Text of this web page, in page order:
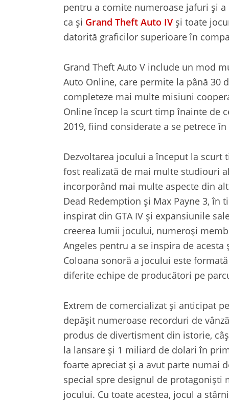
pentru a comite numeroase jafuri și a
ca și Grand Theft Auto IV și toate
datorită graficilor superioare în
Grand Theft Auto V include un mod
Auto Online, care permite la până 30
completeze mai multe misiuni
Online încep la scurt timp înainte de
2019, fiind considerate a se petrece
Dezvoltarea jocului a început la scurt
fost realizată de mai multe studiouri
incorporând mai multe aspecte din
Dead Redemption și Max Payne 3,
inspirat din GTA IV și expansiunile
creerea lumii jocului, numeroși
Angeles pentru a se inspira de
Coloana sonoră a jocului este
diferite echipe de producători pe
Extrem de comercializat și anticipat
depășit numeroase recorduri de
produs de divertisment din istorie,
la lansare și 1 miliard de dolari în
foarte apreciat și a avut parte numai
special spre designul de protagoniști
jocului. Cu toate acestea, jocul a